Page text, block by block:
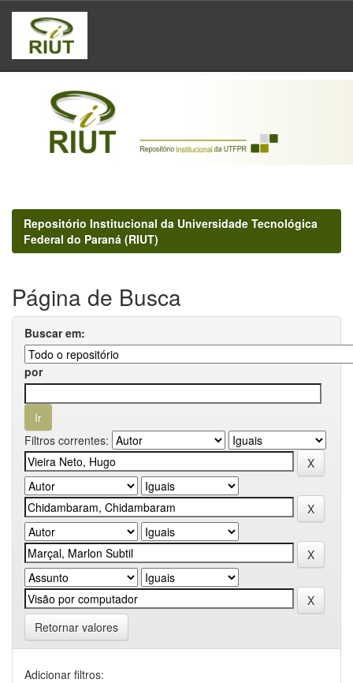
Skip
navigation
Repositório Institucional da Universidade Tecnológica
Federal do Paraná (RIUT)
Página de Busca
Buscar em:
por
Filtros correntes:
Retornar valores
Adicionar filtros: